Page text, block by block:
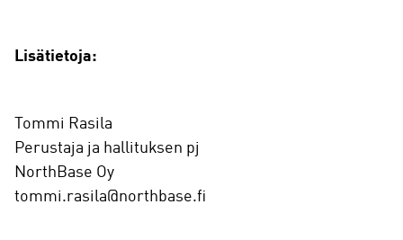
Lisätietoja:
Tommi Rasila
Perustaja ja hallituksen pj
NorthBase Oy
tommi.rasila@northbase.fi